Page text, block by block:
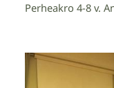
Perheakro 4-8 v.